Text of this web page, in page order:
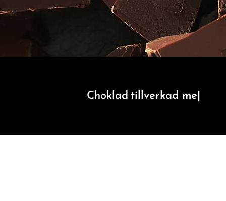
Choklad tillverkad med kärlek.